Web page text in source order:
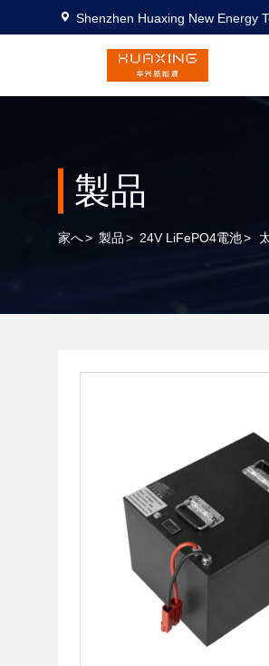
Shenzhen Huaxing New Energy
製品
家へ> 製品> 24V LiFePO4電池>